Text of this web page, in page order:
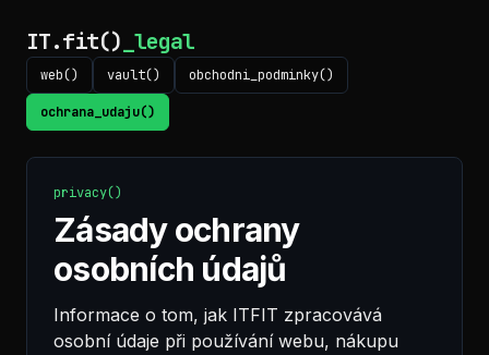
obsah
IT.fit() _legal
web() vault() obchodni_podminky()
ochrana_udaju()
privacy()
Zásady ochrany
osobních údajů
Informace o tom, jak ITFIT zpracovává
osobní údaje při používání webu, nákupu